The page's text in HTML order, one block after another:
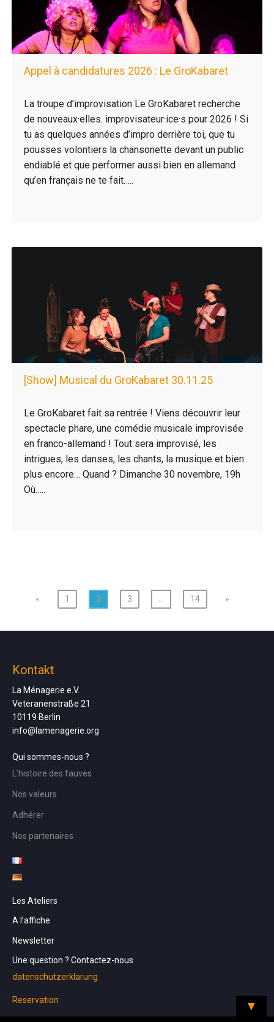
Appel à candidatures 2026 : Le GroKabaret
La troupe d’improvisation Le GroKabaret recherche
de nouveaux·elles. improvisateur·ice·s pour 2026 ! Si
tu as quelques années d’impro derrière toi, que tu
pousses volontiers la chansonette devant un public
endiablé et que performer aussi bien en allemand
qu’en français ne te fait…..
[Show] Musical du GroKabaret 30.11.25
Le GroKabaret fait sa rentrée ! Viens découvrir leur
spectacle phare, une comédie musicale improvisée
en franco-allemand ! Tout sera improvisé, les
intrigues, les danses, les chants, la musique et bien
plus encore… Quand ? Dimanche 30 novembre, 19h
Où…..
« 1 2 3 14 »
Kontakt
La Ménagerie e.V.
Veteranenstraße 21
10119 Berlin
info@lamenagerie.org
Qui sommes-nous ?
L’histoire des fauves
Nos valeurs
Adhérer
Nos partenaires
Les Ateliers
A l’affiche
Newsletter
Une question ? Contactez-nous
datenschutzerklarung
Reservation ▼